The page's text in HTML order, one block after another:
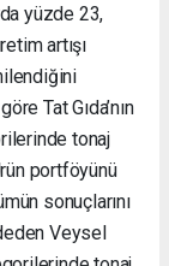
yüzde 23,
artışı
Tat Gıda’nın
tonaj
portföyünü
sonuçlarını
Veysel